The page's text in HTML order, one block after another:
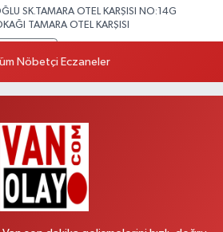
SK.TAMARA OTEL KARŞISI NO:14G
TAMARA OTEL KARŞISI
Yol Tarifi Al
OKYANUS GİYİM YANI NO:1
Nöbetçi Eczaneler